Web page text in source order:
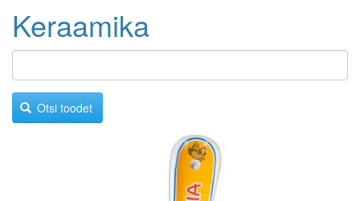
Keraamika
Otsi toodet